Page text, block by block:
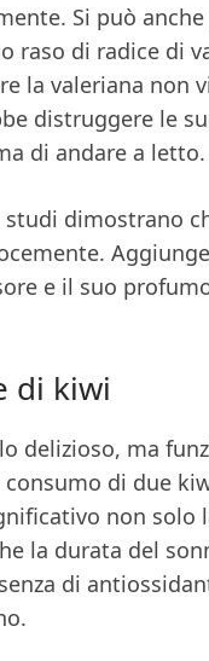
Si può
raso di radice di
la valeriana non
distruggere le
di andare a letto.
dimostrano
e il suo
di kiwi
delizioso, ma
di due
non solo
la durata del
di